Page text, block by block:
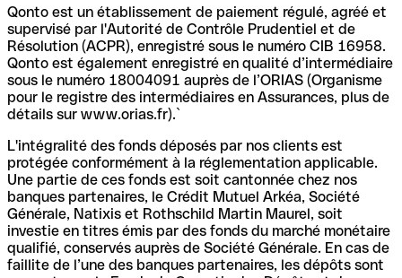
Qonto est un établissement de paiement régulé, agréé et
supervisé par l'Autorité de Contrôle Prudentiel et de
Résolution (ACPR), enregistré sous le numéro CIB 16958.
Qonto est également enregistré en qualité d’intermédiaire
sous le numéro 18004091 auprès de l’ORIAS (Organisme
pour le registre des intermédiaires en Assurances, plus de
détails sur www.orias.fr).`
L'intégralité des fonds déposés par nos clients est
protégée conformément à la réglementation applicable.
Une partie de ces fonds est soit cantonnée chez nos
banques partenaires, le Crédit Mutuel Arkéa, Société
Générale, Natixis et Rothschild Martin Maurel, soit
investie en titres émis par des fonds du marché monétaire
qualifié, conservés auprès de Société Générale. En cas de
faillite de l’une des banques partenaires, les dépôts sont